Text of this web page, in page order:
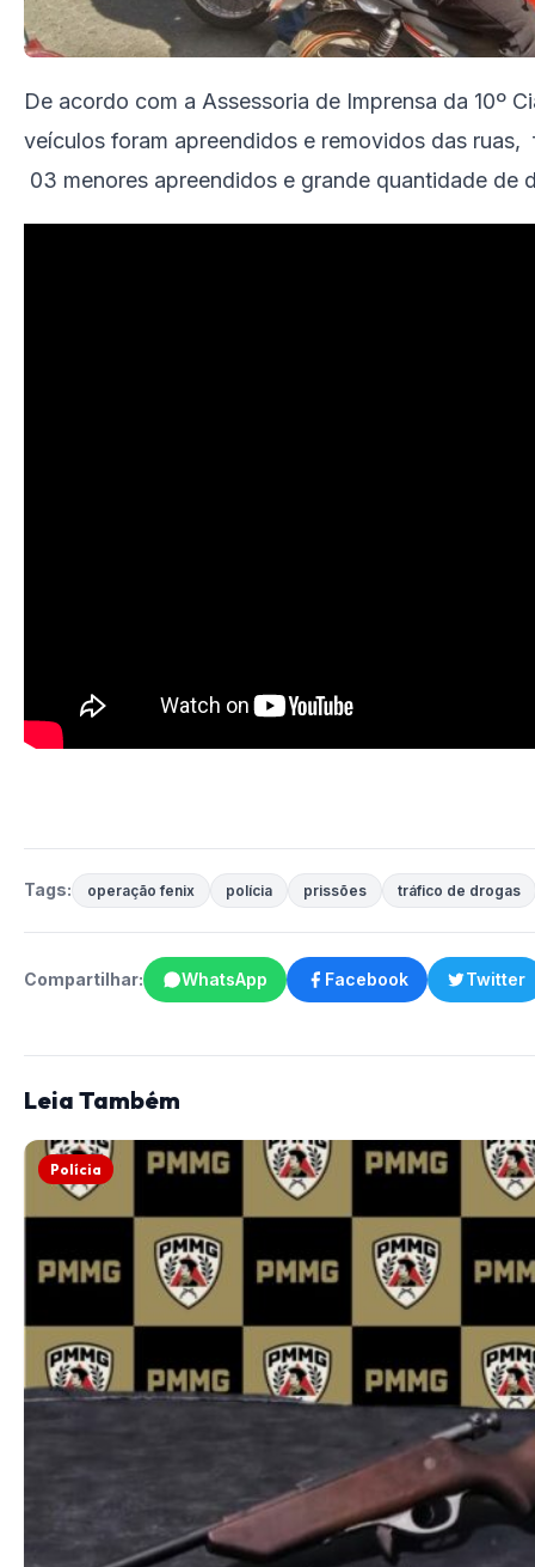
De acordo com a Assessoria de Imprensa da 10º
veículos foram apreendidos e removidos das
03 menores apreendidos e grande quantidade de
Tags: operação fenix polícia prissões tráfico de drogas
Compartilhar: WhatsApp Facebook Twitter
Leia Também
Polícia